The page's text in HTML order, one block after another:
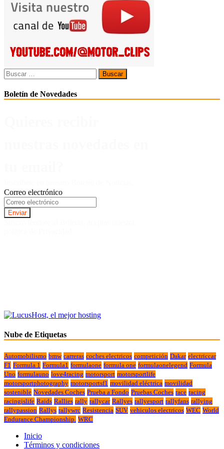
Buscar:
Boletín de Novedades
Correo electrónico
Nube de Etiquetas
Automobilismo bmw carreras coches electricos competición Dakar electriccar
F1 Formula 1 Formula1 formulaone formula one formulaonelegend Formula
Uno formulauno love4racing motorsport motorsportlife
motorsportphotography motorsportsf1 movilidad eléctrica movilidad
sostenible Novedades Coches Prueba a Fondo Pruebas Coches race racing
racingislife Raids Rallies rally rallycar Rallyes rallyesport rallyfans rallying
rallypassion Rallys rallywrc Resistencia SUV vehiculos electricos WEC World
Endurance Championship. WRC
Inicio
Términos y condiciones